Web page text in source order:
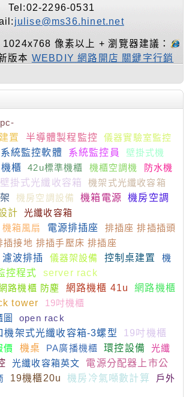
Tel:02-2296-0531
julise@ms36.hinet.net
像素以上 + 瀏覽器建議：
版本 WEBDIY 網路開店 關鍵字行銷
置 半導體製程監控
儀器實驗室監控
系統監控軟體 系統監控員
壁掛式機
櫃 42u標準機櫃 機櫃空調機
防水機
壁掛式光纖收容箱
機架式光纖收容箱
機房空調設備 機箱電源
機房空調
計
光纖收容箱
機箱風扇 電源排插座
排插座 排插插頭
插接地 排插手壓床 排插座
濾波排插 儀器架設備 控制桌建置
機
控程式
server rack
路機櫃 防塵 網路機櫃 41u
網路機櫃
tower
19吋機櫃
open rack
機架式光纖收容箱-3螺型
19吋機櫃
價 機桌 PA廣播機櫃 環控設備
光纖
光纖收容箱英文
電源分配器上市公
19機櫃20u 機房冷氣噸數計算
戶外